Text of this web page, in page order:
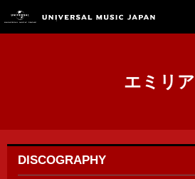
エミリア
DISCOGRAPHY